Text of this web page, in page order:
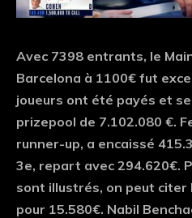
Avec 7398 entrants, le
Barcelona à 1100€ fut
joueurs ont été payés et
prizepool de 7.102.080 €.
runner-up, a encaissé
3e, repart avec 294.620€.
sont illustrés, on peut citer
pour 15.580€. Nabil